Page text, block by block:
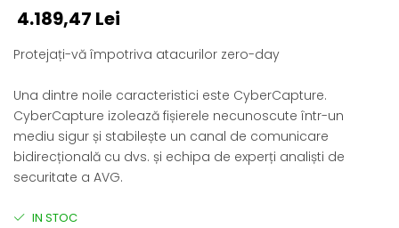
4.189,47 Lei
Protejați-vă împotriva atacurilor zero-day
Una dintre noile caracteristici este CyberCapture.
CyberCapture izolează fișierele necunoscute într-un
mediu sigur și stabilește un canal de comunicare
bidirecțională cu dvs. și echipa de experți analiști de
securitate a AVG.
IN STOC